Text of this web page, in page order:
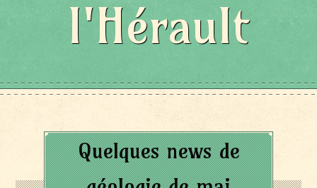
l'Hérault
Quelques news de